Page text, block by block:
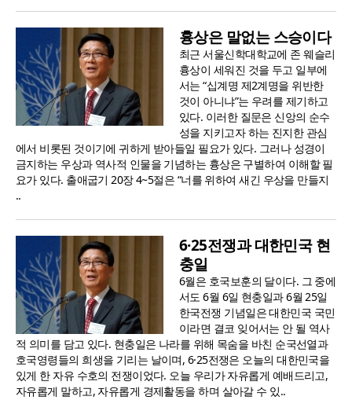
흉상은 말없는 스승이다
최근 서울신학대학교에 존 웨슬리
흉상이 세워진 것을 두고 일부에
서는 “십계명 제2계명을 위반한
것이 아니냐”는 우려를 제기하고
있다. 이러한 질문은 신앙의 순수
성을 지키고자 하는 진지한 관심
에서 비롯된 것이기에 귀하게 받아들일 필요가 있다. 그러나 성경이
금지하는 우상과 역사적 인물을 기념하는 흉상은 구별하여 이해할 필
요가 있다. 출애굽기 20장 4~5절은 “너를 위하여 새긴 우상을 만들지
..
6·25전쟁과 대한민국 현
충일
6월은 호국보훈의 달이다. 그 중에
서도 6월 6일 현충일과 6월 25일
한국전쟁 기념일은 대한민국 국민
이라면 결코 잊어서는 안 될 역사
적 의미를 담고 있다. 현충일은 나라를 위해 목숨을 바친 순국선열과
호국영령들의 희생을 기리는 날이며, 6·25전쟁은 오늘의 대한민국을
있게 한 자유 수호의 전쟁이었다. 오늘 우리가 자유롭게 예배드리고,
자유롭게 말하고, 자유롭게 경제활동을 하며 살아갈 수 있..